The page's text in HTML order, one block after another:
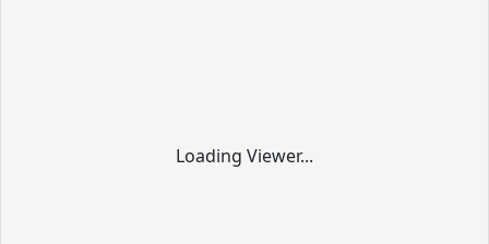
Loading Viewer...